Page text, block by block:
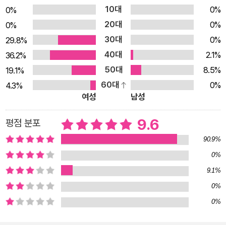
고 사라지는 새벽까지의 마법 같은 시간이 담겼으며, 짝을 찾기
위해 빛을 내는 반딧불이의 생태를 자연스럽게 만날 수 있습니다.
프랑스의 아드리앵 드몽 작가는 신비로운 콜라주 기법에 지구에
사는 모두가 생명을 소중히 여기고, 지키는 모습을 따뜻하게 담아
함께 공존하며 살아가는 인류의 희망찬 미래를 꿈꾸게 합니다. 숲
에 어둠이 찾아들고 하늘에 별빛이 반짝이기 시작하면, 낮에 활동
하는 동물들은 깊은 잠에 빠지고 밤에 활동하는 동물들은 보금자
리에서 나옵니다. 잠에서 깨어난 엄마 부엉이와 아기 부엉이도 조
용히 날갯짓을 시작합니다. 저 멀리 풀숲에서 신비한 빛이 깜박입
니다. 아기 부엉이가 무슨 빛인지 궁금해하자, 엄마 부엉이는 반
딧불이가 짝을 찾으려고 빛을 내는 것이라고 이야기해 줍니다. 수
많은 반딧불이가 신비한 빛으로 세상을 바꾸는 황홀한 모습을 보
며 숲 속 동물들도 기뻐하고, 세상 사람들 모두 하나 둘 불을 끄고
작은 생명을 응원합니다. 아드리앵 드몽 작가가 환상적인 콜라주
0% 10대
0%
0%
20대
0%
29.8%
30대
0%
36.2%
40대
2.1%
19.1%
50대
8.5%
4.3%
60대
0%
여성
남성
평점 분포 9.6
90.9%
0%
9.1%
0%
0%